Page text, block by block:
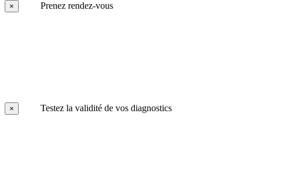
× Prenez rendez-vous
× Testez la validité de vos diagnostics